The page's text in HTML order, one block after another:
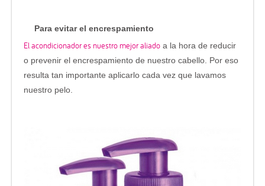
Para evitar el encrespamiento
El acondicionador es nuestro mejor aliado a la hora de reducir
o prevenir el encrespamiento de nuestro cabello. Por eso
resulta tan importante aplicarlo cada vez que lavamos
nuestro pelo.